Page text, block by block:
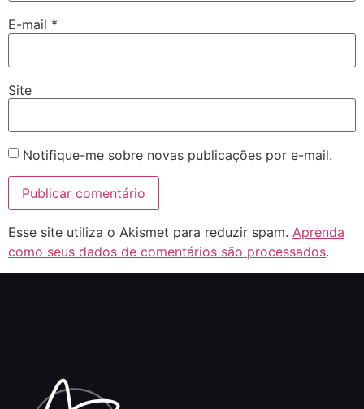
E-mail *
Site
Notifique-me sobre novas publicações por e-mail.
Esse site utiliza o Akismet para reduzir spam. Aprenda
como seus dados de comentários são processados.